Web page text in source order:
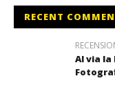
RECENT
Al via